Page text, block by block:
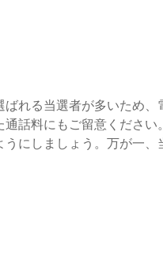
れる当選者が多いため
話料にもご留意くださ
にしましょう。万が一